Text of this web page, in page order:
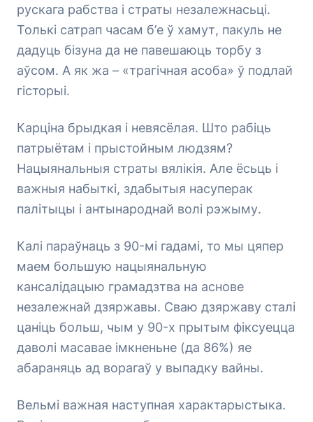
рускага рабства і страты незалежнасьці.
Толькі сатрап часам б’е ў хамут, пакуль не
дадуць бізуна да не павешаюць торбу з
аўсом. А як жа – «трагічная асоба» ў подлай
гісторыі.
Карціна брыдкая і невясёлая. Што рабіць
патрыётам і прыстойным людзям?
Нацыянальныя страты вялікія. Але ёсьць і
важныя набыткі, здабытыя насуперак
палітыцы і антынароднай волі рэжыму.
Калі параўнаць з 90-мі гадамі, то мы цяпер
маем большую нацыянальную
кансалідацыю грамадзтва на аснове
незалежнай дзяржавы. Сваю дзяржаву сталі
цаніць больш, чым у 90-х прытым фіксуецца
даволі масавае імкненьне (да 86%) яе
абараняць ад ворагаў у выпадку вайны.
Вельмі важная наступная характарыстыка.